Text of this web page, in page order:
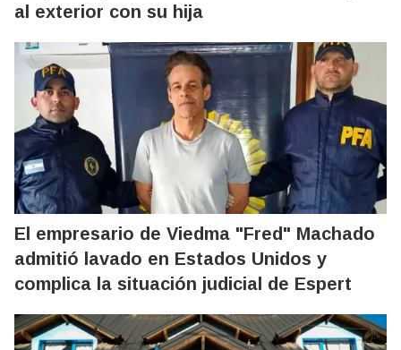
al exterior con su hija
El empresario de Viedma "Fred" Machado
admitió lavado en Estados Unidos y
complica la situación judicial de Espert